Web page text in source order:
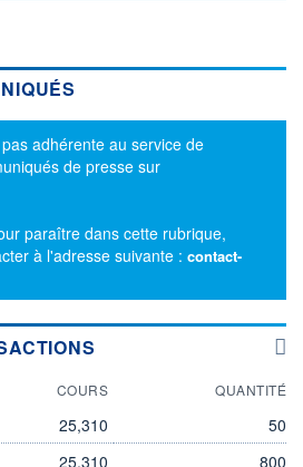
adhérente au service de
de presse sur
paraître dans cette rubrique,
à l'adresse suivante : contact-
COURS QUANTITÉ
25,310
50
25,310 800